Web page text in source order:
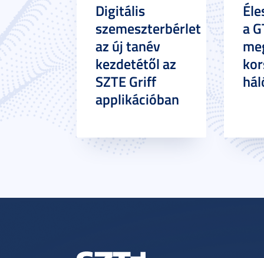
Digitális
szemeszterbérlet
az új tanév
kezdetétől az
SZTE Griff
applikációban
a